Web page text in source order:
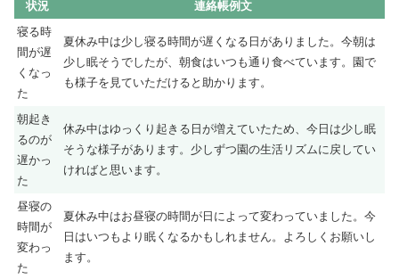
状況
連絡帳例文
寝る時
間が遅
くなっ
た
夏休み中は少し寝る時間が遅くなる日がありました。今朝は
少し眠そうでしたが、朝食はいつも通り食べています。園で
も様子を見ていただけると助かります。
朝起き
るのが
遅かっ
た
休み中はゆっくり起きる日が増えていたため、今日は少し眠
そうな様子があります。少しずつ園の生活リズムに戻してい
ければと思います。
昼寝の
時間が
変わっ
た
夏休み中はお昼寝の時間が日によって変わっていました。今
日はいつもより眠くなるかもしれません。よろしくお願いし
ます。